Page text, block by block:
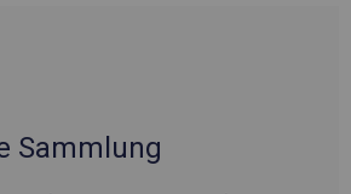
Sammlung